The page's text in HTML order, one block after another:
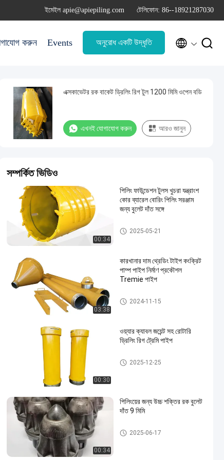
ইমেইল apie@apiepiling.com টেলিফোন: 86--18921287030
করুন Events অনুরোধ একটি উদ্ধৃতি  
এক্সকাভেটর রক বাকেট ড্রিলিং রিগ টুল 1200 মিমি ওপেন বডি
এখনই যোগাযোগ করুন আরও জানুন
সম্পর্কিত ভিডিও
00:34
পিলিং ফাউন্ডেশন টুলস খুচরা যন্ত্রাংশ
কোর ব্যারেল বোরিং পিলিং সরঞ্জাম
জন্য বুলেট দাঁত সঙ্গে
ড্রিলিং রিগ টুল
2025-05-21
03:38
কারখানার দাম থ্রেডিং টাইপ কংক্রিট
পাম্প পাইপ নির্মাণ প্রকৌশল
Tremie পাইপ
ড্রিলিং রিগ টুল
2024-11-15
00:30
ওয়্যার ক্যাবল জয়েন্ট সহ রোটারি
ড্রিলিং রিগ ট্রেমি পাইপ
ড্রিলিং রিগ টুল
2025-12-25
00:34
পিলিংয়ের জন্য উচ্চ শক্তির রক বুলেট
দাঁত 9 মিমি
ড্রিলিং রিগ টুল
2025-06-17